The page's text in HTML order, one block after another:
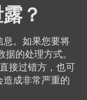
？
。如果您要将
的处理方式。
接过错方，也可
成非常严重的